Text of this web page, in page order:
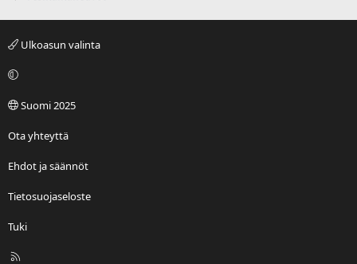
Ulkoasun valinta
Suomi 2025
Ota yhteyttä
Ehdot ja säännöt
Tietosuojaseloste
Tuki
R